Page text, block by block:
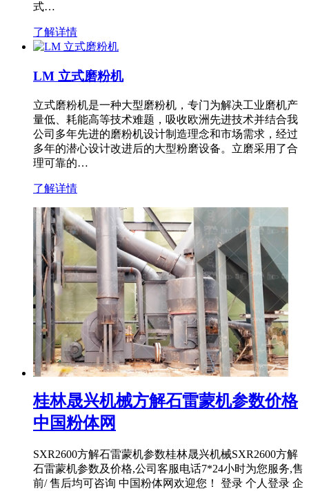
式…
了解详情
LM 立式磨粉机
立式磨粉机是一种大型磨粉机，专门为解决工业磨机产
量低、耗能高等技术难题，吸收欧洲先进技术并结合我
公司多年先进的磨粉机设计制造理念和市场需求，经过
多年的潜心设计改进后的大型粉磨设备。立磨采用了合
理可靠的…
了解详情
桂林晟兴机械方解石雷蒙机参数价格
中国粉体网
SXR2600方解石雷蒙机参数桂林晟兴机械SXR2600方解
石雷蒙机参数及价格,公司客服电话7*24小时为您服务,售
前/ 售后均可咨询 中国粉体网欢迎您！ 登录 个人登录 企